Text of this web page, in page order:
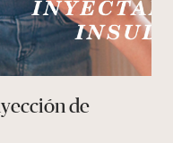
de